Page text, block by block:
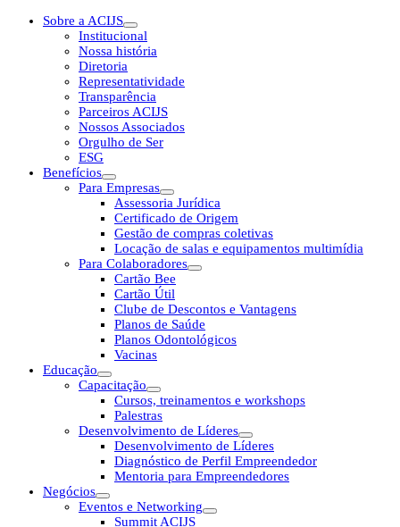
Sobre a ACIJS
Institucional
Nossa história
Diretoria
Representatividade
Transparência
Parceiros ACIJS
Nossos Associados
Orgulho de Ser
ESG
Benefícios
Para Empresas
Assessoria Jurídica
Certificado de Origem
Gestão de compras coletivas
Locação de salas e equipamentos multimídia
Para Colaboradores
Cartão Bee
Cartão Útil
Clube de Descontos e Vantagens
Planos de Saúde
Planos Odontológicos
Vacinas
Educação
Capacitação
Cursos, treinamentos e workshops
Palestras
Desenvolvimento de Líderes
Desenvolvimento de Líderes
Diagnóstico de Perfil Empreendedor
Mentoria para Empreendedores
Negócios
Eventos e Networking
Summit ACIJS